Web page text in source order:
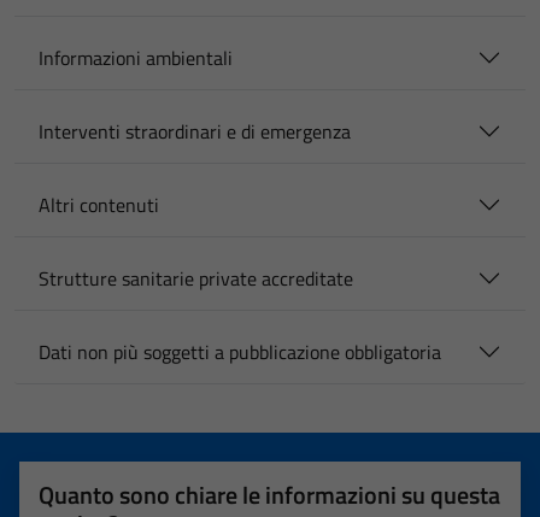
Informazioni ambientali
Interventi straordinari e di emergenza
Altri contenuti
Strutture sanitarie private accreditate
Dati non più soggetti a pubblicazione obbligatoria
Quanto sono chiare le informazioni su questa